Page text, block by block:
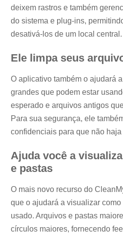
deixem rastros e também
do sistema e plug-ins,
desativá-los de um local central.
Ele limpa seus
O aplicativo também o ajudará
grandes que podem estar
esperado e arquivos antigos
Para sua segurança, ele
confidenciais para que não haja
Ajuda você a
e pastas
O mais novo recurso do
que o ajudará a visualizar
usado. Arquivos e pastas
círculos maiores, fornecendo